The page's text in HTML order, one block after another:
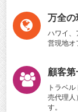
万全の
ハワイ、
営現地オ
顧客
トラベ
売代理人
す。